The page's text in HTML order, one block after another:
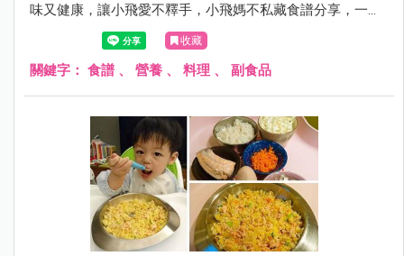
味又健康，讓小飛愛不釋手，小飛媽不私藏食譜分享，一起
收藏
關鍵字： 食譜 、 營養 、 料理 、 副食品